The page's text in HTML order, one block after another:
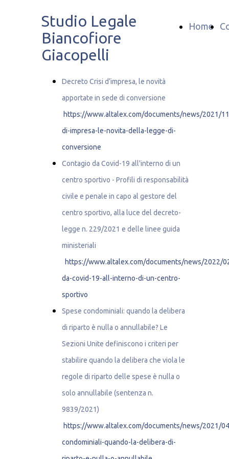
Home
Studio Legale
Biancofiore
Giacopelli
Decreto Crisi d’impresa, le novità
apportate in sede di conversione
https://www.altalex.com/documents/news/2021/
di-impresa-le-novita-della-legge-di-
conversione
Contagio da Covid-19 all'interno di un
centro sportivo - Profili di responsabilità
civile e penale in capo al gestore del
centro sportivo, alla luce del decreto-
legge n. 229/2021 e delle linee guida
ministeriali
https://www.altalex.com/documents/news/2022/
da-covid-19-all-interno-di-un-centro-
sportivo
Spese condominiali: quando la delibera
di riparto è nulla o annullabile? Le
Sezioni Unite definiscono i criteri per
stabilire quando la delibera che viola le
regole di riparto delle spese è nulla o
solo annullabile (sentenza n.
9839/2021)
https://www.altalex.com/documents/news/2021/
condominiali-quando-la-delibera-di-